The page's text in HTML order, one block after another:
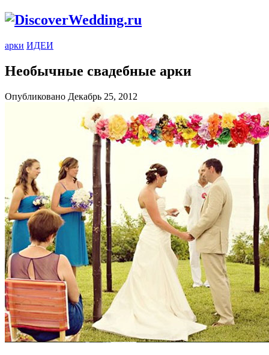
арки ИДЕИ
Необычные свадебные арки
Опубликовано Декабрь 25, 2012